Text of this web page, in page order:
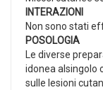
INTERAZIONI
Non sono stati
POSOLOGIA
Le diverse
idonea alsingolo
sulle lesioni